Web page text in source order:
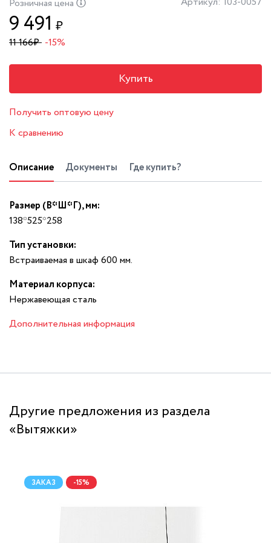
Розничная цена
9 491 ₽
11 166₽ -15%
Купить
Получить оптовую цену
К сравнению
Описание Документы Где купить?
Размер (В*Ш*Г), мм:
138*525*258
Тип установки:
Встраиваемая в шкаф 600 мм.
Материал корпуса:
Нержавеющая сталь
Дополнительная информация
Другие предложения из раздела
«Вытяжки»
ЗАКАЗ -15%